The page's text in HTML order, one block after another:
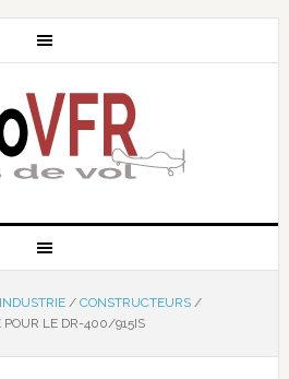
INDUSTRIE / CONSTRUCTEURS /
POUR LE DR-400/915IS